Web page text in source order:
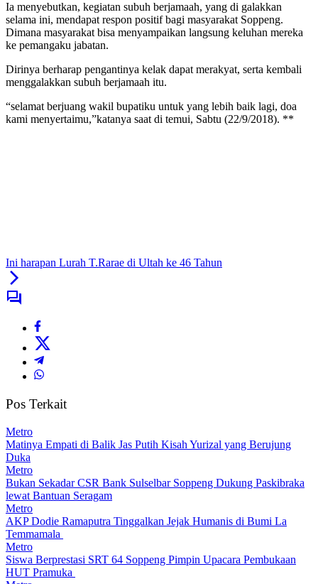
Ia menyebutkan, kegiatan subuh berjamaah, yang di galakkan
selama ini, mendapat respon positif bagi masyarakat Soppeng.
Dimana masyarakat bisa menyampaikan langsung keluhan mereka
ke pemangaku jabatan.
Dirinya berharap pengantinya kelak dapat merakyat, serta kembali
menggalakkan subuh berjamaah itu.
“selamat berjuang wakil bupatiku untuk yang lebih baik lagi, doa
kami menyertaimu,”katanya saat di temui, Sabtu (22/9/2018). **
Ini harapan Lurah T.Rarae di Ultah ke 46 Tahun
Pos Terkait
Metro
Matinya Empati di Balik Jas Putih Kisah Yurizal yang Berujung
Duka
Metro
Bukan Sekadar CSR Bank Sulselbar Soppeng Dukung Paskibraka
lewat Bantuan Seragam
Metro
AKP Dodie Ramaputra Tinggalkan Jejak Humanis di Bumi La
Temmamala
Metro
Siswa Berprestasi SRT 64 Soppeng Pimpin Upacara Pembukaan
HUT Pramuka